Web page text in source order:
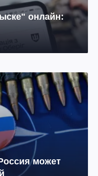
онлайн:
может